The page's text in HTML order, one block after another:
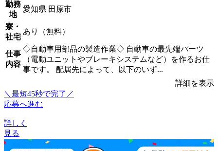
勤務
地
愛知県 田原市
寮・
社宅
あり（無料）
仕事
内容
◇自動車用部品の製造作業◇ 自動車の最先端パーツ
（電動ユニットやブレーキシステムなど）を作るお仕
事です。 配属先によって、以下のいず...
詳細を表示
＼最短45秒で完了／
応募へ進む
詳しく
見る